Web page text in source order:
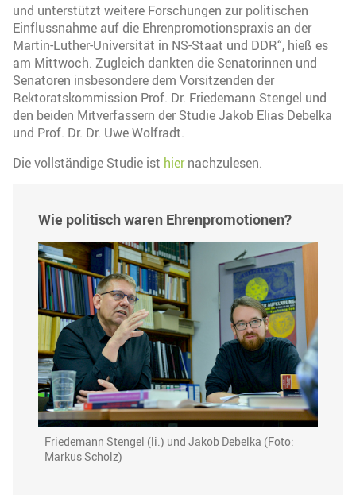
und unterstützt weitere Forschungen zur politischen
Einflussnahme auf die Ehrenpromotionspraxis an der
Martin-Luther-Universität in NS-Staat und DDR“, hieß es
am Mittwoch. Zugleich dankten die Senatorinnen und
Senatoren insbesondere dem Vorsitzenden der
Rektoratskommission Prof. Dr. Friedemann Stengel und
den beiden Mitverfassern der Studie Jakob Elias Debelka
und Prof. Dr. Dr. Uwe Wolfradt.
Die vollständige Studie ist hiernachzulesen.
Wie politisch waren Ehrenpromotionen?
Friedemann Stengel (li.) und Jakob Debelka (Foto:
Markus Scholz)